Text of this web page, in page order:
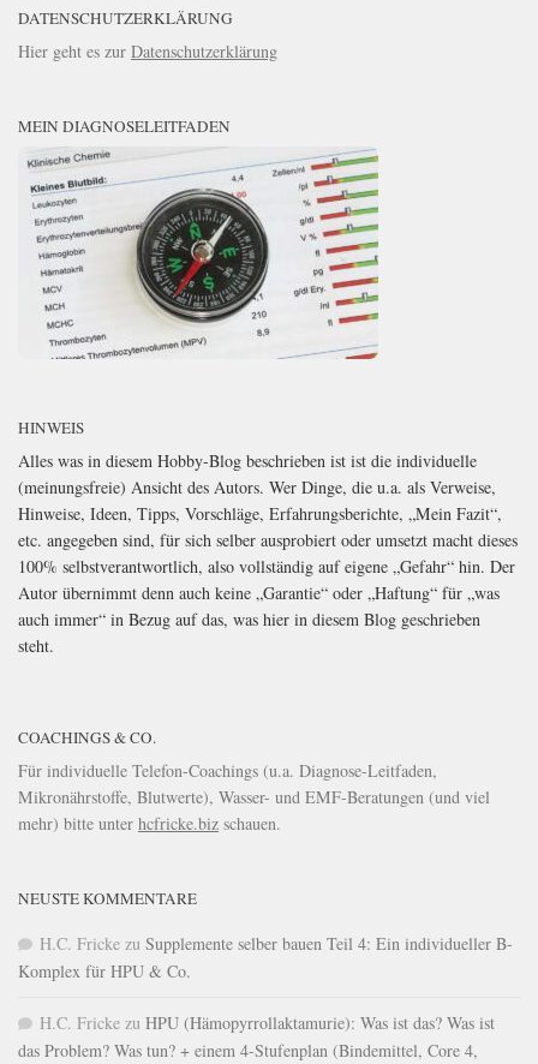
DATENSCHUTZERKLÄRUNG
Hier geht es zur Datenschutzerklärung
MEIN DIAGNOSELEITFADEN
HINWEIS
Alles was in diesem Hobby-Blog beschrieben ist ist die individuelle
(meinungsfreie) Ansicht des Autors. Wer Dinge, die u.a. als Verweise,
Hinweise, Ideen, Tipps, Vorschläge, Erfahrungsberichte, „Mein Fazit“,
etc. angegeben sind, für sich selber ausprobiert oder umsetzt macht dieses
100% selbstverantwortlich, also vollständig auf eigene „Gefahr“ hin. Der
Autor übernimmt denn auch keine „Garantie“ oder „Haftung“ für „was
auch immer“ in Bezug auf das, was hier in diesem Blog geschrieben
steht.
COACHINGS & CO.
Für individuelle Telefon-Coachings (u.a. Diagnose-Leitfaden,
Mikronährstoffe, Blutwerte), Wasser- und EMF-Beratungen (und viel
mehr) bitte unter hcfricke.biz schauen.
NEUSTE KOMMENTARE
H.C. Fricke zu Supplemente selber bauen Teil 4: Ein individueller B-
Komplex für HPU & Co.
H.C. Fricke zu HPU (Hämopyrrollaktamurie): Was ist das? Was ist
das Problem? Was tun? + einem 4-Stufenplan (Bindemittel, Core 4,